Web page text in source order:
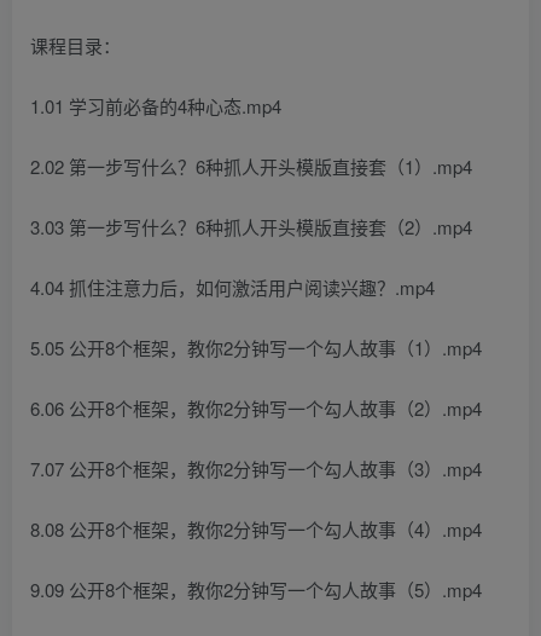
课程目录：
1.01 学习前必备的4种心态.mp4
2.02 第一步写什么？6种抓人开头模版直接套（1）.mp4
3.03 第一步写什么？6种抓人开头模版直接套（2）.mp4
4.04 抓住注意力后，如何激活用户阅读兴趣？.mp4
5.05 公开8个框架，教你2分钟写一个勾人故事（1）.mp4
6.06 公开8个框架，教你2分钟写一个勾人故事（2）.mp4
7.07 公开8个框架，教你2分钟写一个勾人故事（3）.mp4
8.08 公开8个框架，教你2分钟写一个勾人故事（4）.mp4
9.09 公开8个框架，教你2分钟写一个勾人故事（5）.mp4